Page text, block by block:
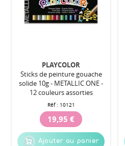
PLAYCOLOR
Sticks de peinture gouache
solide 10g - METALLIC ONE -
12 couleurs assorties
Réf : 10121
19,95 €
Ajouter au panier